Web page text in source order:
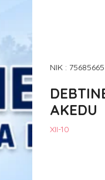
NIK : 75685665
AKEDU
XII-10